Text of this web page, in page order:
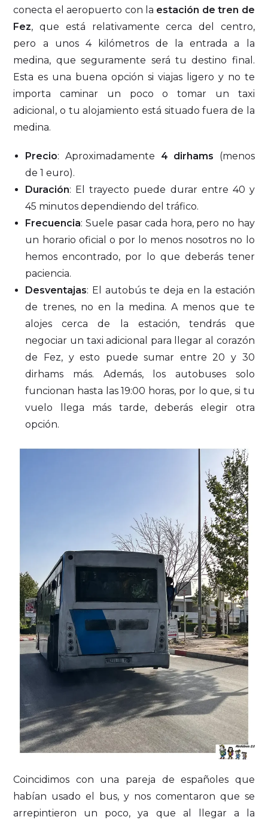
conecta el aeropuerto con la estación de tren de
Fez, que está relativamente cerca del centro,
pero a unos 4 kilómetros de la entrada a la
medina, que seguramente será tu destino final.
Esta es una buena opción si viajas ligero y no te
importa caminar un poco o tomar un taxi
adicional, o tu alojamiento está situado fuera de la
medina.
Precio: Aproximadamente 4 dirhams (menos
de 1 euro).
Duración: El trayecto puede durar entre 40 y
45 minutos dependiendo del tráfico.
Frecuencia: Suele pasar cada hora, pero no hay
un horario oficial o por lo menos nosotros no lo
hemos encontrado, por lo que deberás tener
paciencia.
Desventajas: El autobús te deja en la estación
de trenes, no en la medina. A menos que te
alojes cerca de la estación, tendrás que
negociar un taxi adicional para llegar al corazón
de Fez, y esto puede sumar entre 20 y 30
dirhams más. Además, los autobuses solo
funcionan hasta las 19:00 horas, por lo que, si tu
vuelo llega más tarde, deberás elegir otra
opción.
Coincidimos con una pareja de españoles que
habían usado el bus, y nos comentaron que se
arrepintieron un poco, ya que al llegar a la